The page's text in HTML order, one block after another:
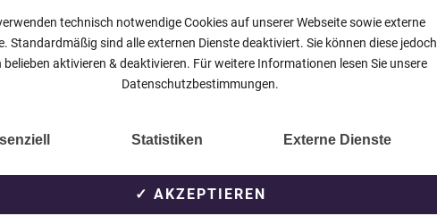
Im zweiten Durchgang ging dann etwas die
Ende beim hochverdienten 2:0 Erfolg für en SC
Zweitvertretung des TSV Meerbusch. Anstoß der
Meerbusch. Im Hinspiel gab es einen klaren 4:0
des TSV Meerbusch beim VSF Amern,
technisch notwendige Cookies auf unserer Webseite sowie externe
Standardmäßig sind alle externen Dienste deaktiviert. Sie können diese jedoch
belieben aktivieren & deaktivieren. Für weitere Informationen lesen Sie unsere
Datenschutzbestimmungen.
Statistiken Externe Dienste
✓ AKZEPTIEREN